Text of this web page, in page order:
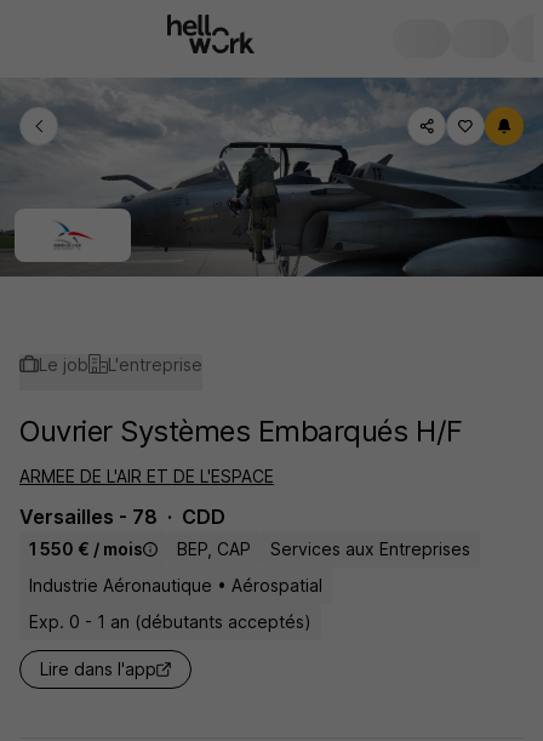
Le job L'entreprise
Ouvrier Systèmes Embarqués H/F
ARMEE DE L'AIR ET DE L'ESPACE
Versailles - 78 CDD
1 550 € / mois BEP, CAP
Services aux Entreprises
Industrie Aéronautique • Aérospatial
Exp. 0 - 1 an (débutants acceptés)
Lire dans l'app